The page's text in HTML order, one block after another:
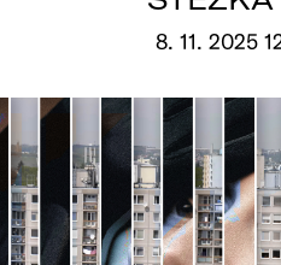
Pro děti
edu
Vše o ČT
8. 11. 2025